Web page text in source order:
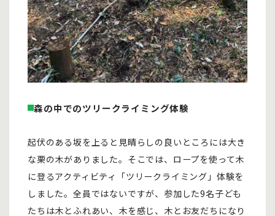
森の中でのツリークライミング体験
起伏のある坂を上ると見晴らしの良いところには大き
な栗の木がありました。そこでは、ロープを使って木
に登るアクティビティ「ツリークライミング」体験を
しました。全員ではないですが、参加した9名子ども
たちは木とふれあい、木を感じ、木とお友だちになり